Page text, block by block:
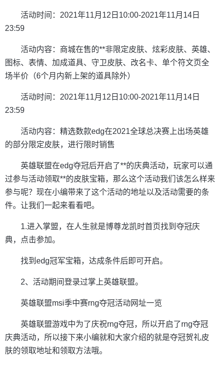
活动时间：2021年11月12日10:00-2021年11月14日
23:59
活动内容：商城在售的**非限定皮肤、炫彩皮肤、英雄、
图标、表情、加成道具、守卫皮肤、改名卡、单个符文页全
场半价（6个月内新上架的道具除外）
活动时间：2021年11月12日10:00-2021年11月14日
23:59
活动内容：精选数款edg在2021全球总决赛上出场英雄
的部分限定皮肤，进行限时销售
英雄联盟在edg夺冠后开启了**的庆典活动，玩家可以通
过参与活动领取**的皮肤宝箱，那么这个活动我们该怎么样来
参与呢？现在小编带来了这个活动的地址以及活动需要的条
件。让我们一起来看看吧。
1.进入掌盟，在人生就是博尊龙凯时首页找到夺冠庆
典，点击参加。
找到edg冠军宝箱，达成条件后即可开启。
2、活动期间登录过掌上英雄联盟。
英雄联盟msi季中赛rng夺冠活动网址一览
英雄联盟游戏中为了庆祝rng夺冠，所以开启了rng夺冠
庆典活动，所以接下来小编就和大家介绍的就是夺冠贺礼皮
肤的领取地址和领取方法哦。